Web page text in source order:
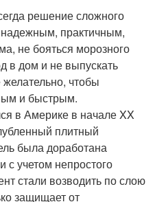
решение сложного
практичным,
не бояться морозного
в дом и не выпускать
чтобы
и быстрым.
в Америке в начале XX
плитный
была доработана
с учетом непростого
стали возводить по слою
защищает от